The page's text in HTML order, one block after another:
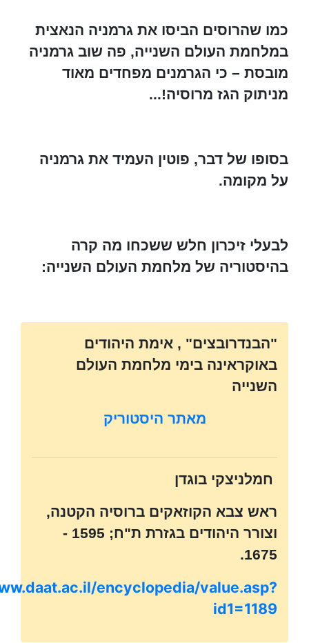
כמו שהרוסים הביסו את גרמניה הנאצית
במלחמת העולם השנייה, פה שוב גרמניה
מובסת – כי הגרמנים מפחדים מאוד
מניתוק הגז מרוסיה!...
בסופו של דבר, פוטין העמיד את גרמניה
על מקומה.
לבעלי זיכרון חלש ששכחו מה קרה
בהיסטוריה של מלחמת העולם השנייה:
"הבנדרובצים" , אימת היהודים
באוקראינה בימי מלחמת העולם
השנייה
מאתר היסטוריק
חמלניצקי בוגדן
ראש צבא הקוזאקים ברוסיה הקטנה,
וצורר היהודים בגזרת ת"ח; 1595 -
1675.
encyclopedia/value.asp?
id1=1189